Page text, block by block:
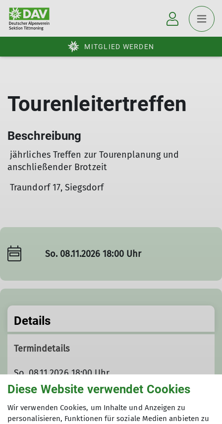
MITGLIED WERDEN
Tourenleitertreffen
Beschreibung
jährliches Treffen zur Tourenplanung und
anschließender Brotzeit
Traundorf 17, Siegsdorf
So. 08.11.2026 18:00 Uhr
Details
Termindetails
So. 08.11.2026 18:00 Uhr
Organisation
Diese Website verwendet Cookies
Wir verwenden Cookies, um Inhalte und Anzeigen zu
personalisieren, Funktionen für soziale Medien anbieten zu